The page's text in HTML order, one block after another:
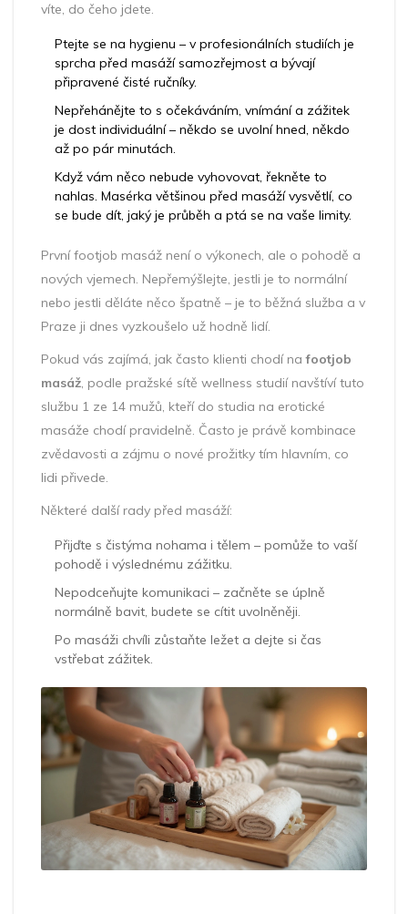
víte, do čeho jdete.
Ptejte se na hygienu – v profesionálních studiích je
sprcha před masáží samozřejmost a bývají
připravené čisté ručníky.
Nepřehánějte to s očekáváním, vnímání a zážitek
je dost individuální – někdo se uvolní hned, někdo
až po pár minutách.
Když vám něco nebude vyhovovat, řekněte to
nahlas. Masérka většinou před masáží vysvětlí, co
se bude dít, jaký je průběh a ptá se na vaše limity.
První footjob masáž není o výkonech, ale o pohodě a
nových vjemech. Nepřemýšlejte, jestli je to normální
nebo jestli děláte něco špatně – je to běžná služba a v
Praze ji dnes vyzkoušelo už hodně lidí.
Pokud vás zajímá, jak často klienti chodí nafootjob
masáž, podle pražské sítě wellness studií navštíví tuto
službu 1 ze 14 mužů, kteří do studia na erotické
masáže chodí pravidelně. Často je právě kombinace
zvědavosti a zájmu o nové prožitky tím hlavním, co
lidi přivede.
Některé další rady před masáží:
Přijďte s čistýma nohama i tělem – pomůže to vaší
pohodě i výslednému zážitku.
Nepodceňujte komunikaci – začněte se úplně
normálně bavit, budete se cítit uvolněněji.
Po masáži chvíli zůstaňte ležet a dejte si čas
vstřebat zážitek.